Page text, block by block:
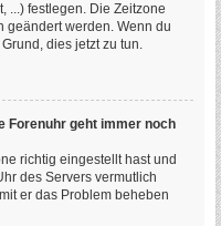
...) festlegen. Die Zeitzone
geändert werden. Wenn du
dies jetzt zu tun.
Forenuhr geht immer noch
richtig eingestellt hast und
des Servers vermutlich
er das Problem beheben